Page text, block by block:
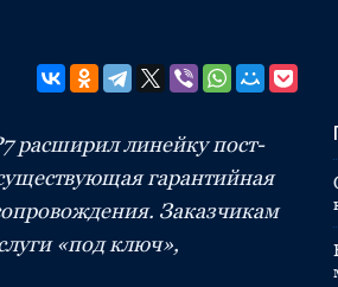
расширил линейку пост-
гарантийная
Заказчикам
«под ключ»,